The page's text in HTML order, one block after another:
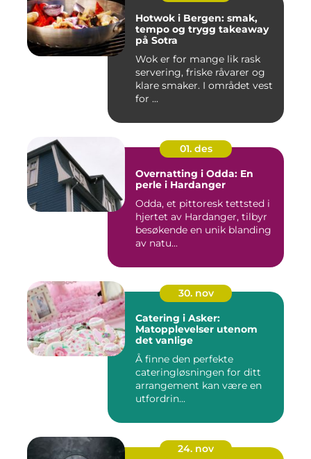
Hotwok i Bergen: smak,
tempo og trygg takeaway
på Sotra
Wok er for mange lik rask
servering, friske råvarer og
klare smaker. I området vest
for ...
01. des
Overnatting i Odda: En
perle i Hardanger
Odda, et pittoresk tettsted i
hjertet av Hardanger, tilbyr
besøkende en unik blanding
av natu...
30. nov
Catering i Asker:
Matopplevelser utenom
det vanlige
Å finne den perfekte
cateringløsningen for ditt
arrangement kan være en
utfordrin...
24. nov